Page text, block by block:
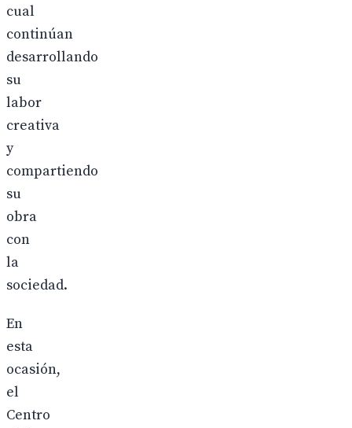
cual
continúan
desarrollando
su
labor
creativa
y
compartiendo
su
obra
con
la
sociedad.
En
esta
ocasión,
el
Centro